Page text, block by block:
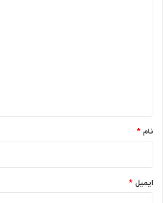
ر
و
ش
ن
نام *
ایمیل *